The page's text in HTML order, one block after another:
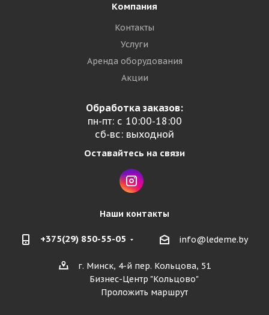
Компания
Контакты
Услуги
Аренда оборудования
Акции
Обработка заказов:
пн-пт: с 10:00-18:00
сб-вс: выходной
Оставайтесь на связи
Наши контакты
+375(29) 850-55-05 info@ledeme.by
г. Минск, 4-й пер. Кольцова, 51
Бизнес-Центр "Кольцово"
Проложить маршрут